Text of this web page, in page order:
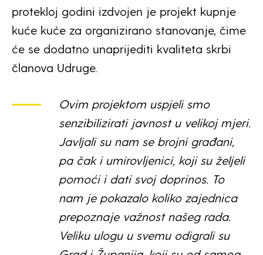
protekloj godini izdvojen je projekt kupnje
kuće kuće za organizirano stanovanje, čime
će se dodatno unaprijediti kvaliteta skrbi
članova Udruge.
Ovim projektom uspjeli smo
senzibilizirati javnost u velikoj mjeri.
Javljali su nam se brojni građani,
pa čak i umirovljenici, koji su željeli
pomoći i dati svoj doprinos. To
nam je pokazalo koliko zajednica
prepoznaje važnost našeg rada.
Veliku ulogu u svemu odigrali su